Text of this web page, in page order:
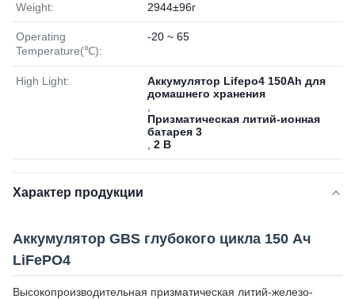
Weight: 2944±96г
Operating
Temperature(℃):
-20 ~ 65
High Light:
Аккумулятор Lifepo4 150Ah для
домашнего хранения
Призматическая литий-ионная
батарея 3
2 В
Характер продукции
Аккумулятор GBS глубокого цикла 150 Ач
LiFePO4
Высокопроизводительная призматическая литий-железо-